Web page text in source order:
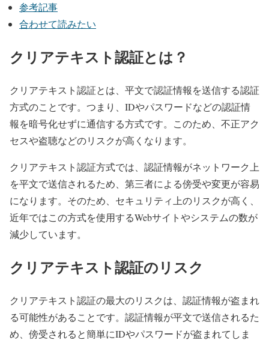
参考記事
合わせて読みたい
クリアテキスト認証とは？
クリアテキスト認証とは、平文で認証情報を送信する認証
方式のことです。つまり、IDやパスワードなどの認証情
報を暗号化せずに通信する方式です。このため、不正アク
セスや盗聴などのリスクが高くなります。
クリアテキスト認証方式では、認証情報がネットワーク上
を平文で送信されるため、第三者による傍受や変更が容易
になります。そのため、セキュリティ上のリスクが高く、
近年ではこの方式を使用するWebサイトやシステムの数が
減少しています。
クリアテキスト認証のリスク
クリアテキスト認証の最大のリスクは、認証情報が盗まれ
る可能性があることです。認証情報が平文で送信されるた
め、傍受されると簡単にIDやパスワードが盗まれてしま